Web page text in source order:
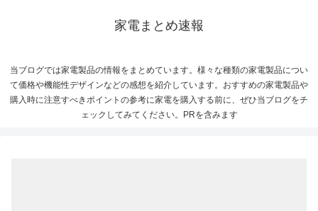
家電まとめ速報
当ブログでは家電製品の情報をまとめています。様々な種類の家電製品につい
て価格や機能性デザインなどの感想を紹介しています。おすすめの家電製品や
購入時に注意すべきポイントの参考に家電を購入する前に、ぜひ当ブログをチ
ェックしてみてください。PRを含みます